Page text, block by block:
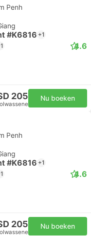
Penh
#K6816 +1
4.6
205 Nu boeken
Penh
#K6816 +1
4.6
205 Nu boeken